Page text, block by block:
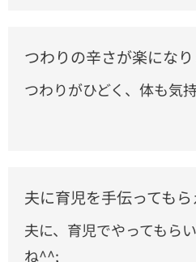
つわりの辛さが楽にな
つわりがひどく、体も気
夫に育児を手伝っても
夫に、育児でやってもら
ね^^;